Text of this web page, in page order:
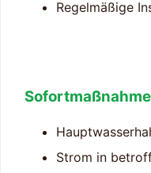
Regelmäßige
Strom in